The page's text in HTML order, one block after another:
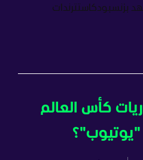
بزنسبودكاستترندات
كأس العالم